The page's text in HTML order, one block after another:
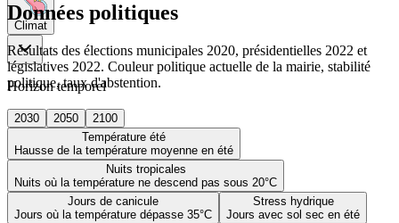
Climat
Horizon temporel
2030 2050
2100
Température été
Hausse de la température moyenne en été
Nuits tropicales
Nuits où la température ne descend pas sous 20°C
Jours de canicule
Jours où la température dépasse 35°C
Stress hydrique
Jours avec sol sec en été
Données politiques
Résultats des élections municipales 2020, présidentielles 2022 et
législatives 2022. Couleur politique actuelle de la mairie, stabilité
politique, taux d'abstention.